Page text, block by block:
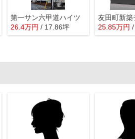
第一サン六甲道ハイツ
26.4万円 / 17.86坪 25.85万円